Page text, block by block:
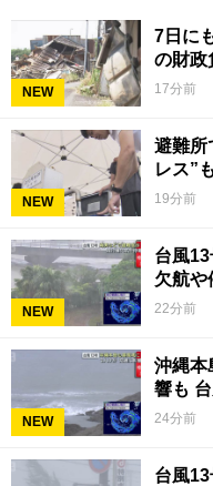
NEW
7日に
の財
17分前
NEW
避難所
レス”
19分前
NEW
台風
欠航
22分前
NEW
沖縄
響も
24分前
台風